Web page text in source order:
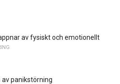
av fysiskt och emotionellt
av panikstörning